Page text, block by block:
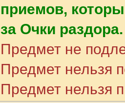
приемов,
за Очки раздора.
Предмет не
Предмет нельзя
Предмет нельзя